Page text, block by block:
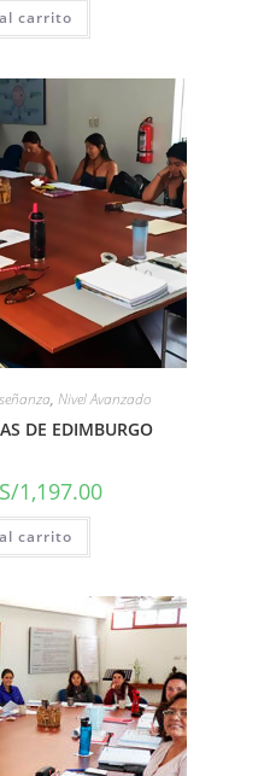
carrito
, Nivel Avanzado
DE EDIMBURGO
S/1,197.00
carrito